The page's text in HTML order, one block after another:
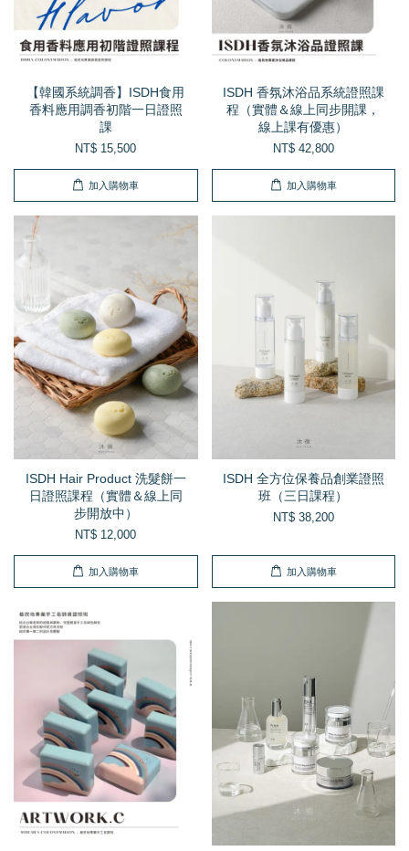
【韓國系統調香】ISDH食用
香料應用調香初階一日證照
課
NT$ 15,500
加入購物車
ISDH 香氛沐浴品系統證照課
程（實體＆線上同步開課，
線上課有優惠）
NT$ 42,800
加入購物車
ISDH Hair Product 洗髮餅一
日證照課程（實體＆線上同
步開放中）
NT$ 12,000
加入購物車
ISDH 全方位保養品創業證照
班（三日課程）
NT$ 38,200
加入購物車